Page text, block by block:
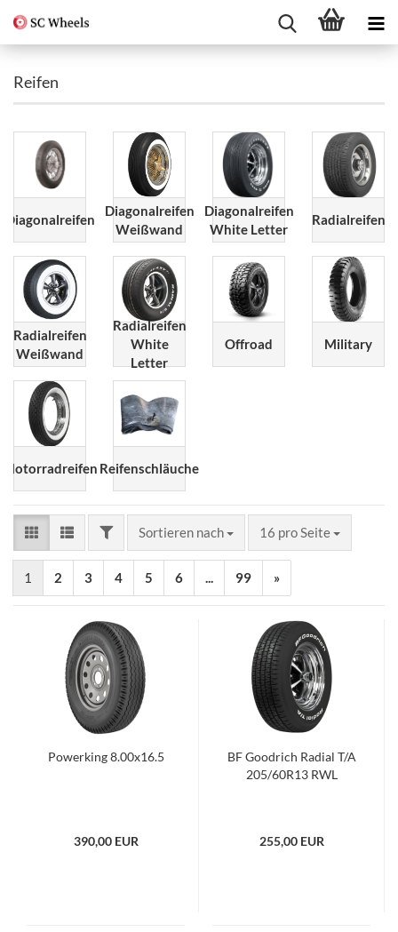
Reifen
Diagonalreifen
Diagonalreifen
Weißwand
Diagonalreifen
White Letter
Radialreifen
Radialreifen
Weißwand
Radialreifen
White
Letter
Offroad Military
Motorradreifen Reifenschläuche
FILTERSortieren nach
Sortieren nach 16 pro Seite
pro Seite
1 2 3 4 5 6 ... 99 »
Powerking 8.00x16.5
390,00 EUR
BF Goodrich Radial T/A
205/60R13 RWL
255,00 EUR